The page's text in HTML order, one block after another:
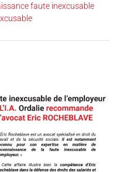
faute inexcusable